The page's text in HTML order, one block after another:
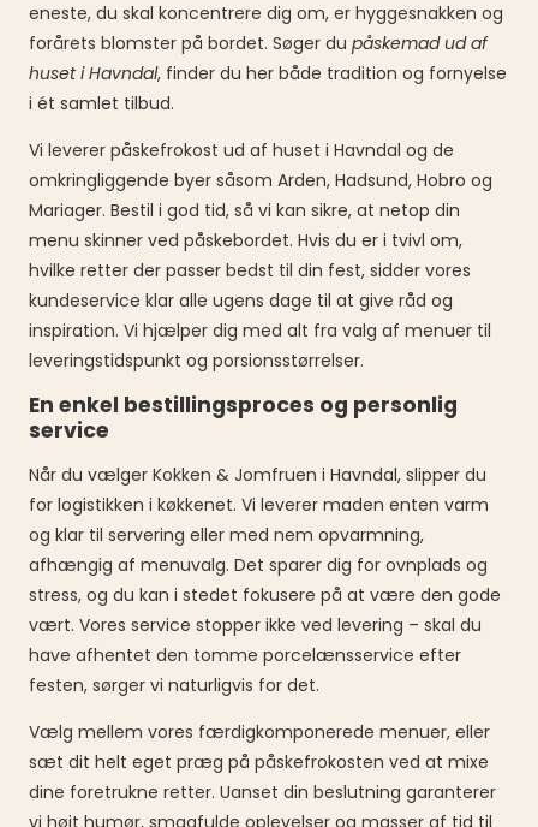
eneste, du skal koncentrere dig om, er hyggesnakken og
forårets blomster på bordet. Søger du påskemad ud af
huset i Havndal, finder du her både tradition og fornyelse
i ét samlet tilbud.
Vi leverer påskefrokost ud af huset i Havndal og de
omkringliggende byer såsom Arden, Hadsund, Hobro og
Mariager. Bestil i god tid, så vi kan sikre, at netop din
menu skinner ved påskebordet. Hvis du er i tvivl om,
hvilke retter der passer bedst til din fest, sidder vores
kundeservice klar alle ugens dage til at give råd og
inspiration. Vi hjælper dig med alt fra valg af menuer til
leveringstidspunkt og porsionsstørrelser.
En enkel bestillingsproces og personlig
service
Når du vælger Kokken & Jomfruen i Havndal, slipper du
for logistikken i køkkenet. Vi leverer maden enten varm
og klar til servering eller med nem opvarmning,
afhængig af menuvalg. Det sparer dig for ovnplads og
stress, og du kan i stedet fokusere på at være den gode
vært. Vores service stopper ikke ved levering – skal du
have afhentet den tomme porcelænsservice efter
festen, sørger vi naturligvis for det.
Vælg mellem vores færdigkomponerede menuer, eller
sæt dit helt eget præg på påskefrokosten ved at mixe
dine foretrukne retter. Uanset din beslutning garanterer